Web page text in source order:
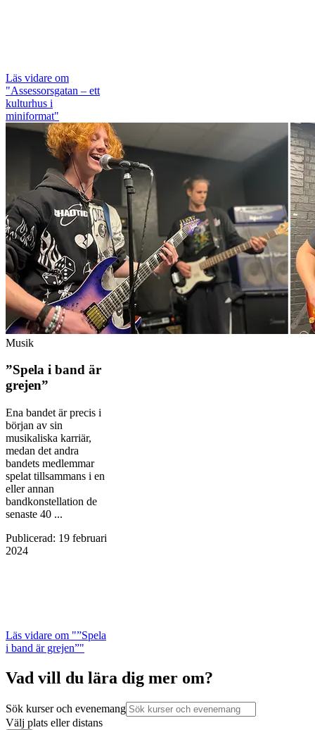
Läs vidare om
"Assessorsgatan – ett
kulturhus i
miniformat"
Musik
”Spela i band är
grejen”
Ena bandet är precis i
början av sin
musikaliska karriär,
medan det andra
bandets medlemmar
spelat tillsammans i en
eller annan
bandkonstellation de
senaste 40 ...
Publicerad: 19 februari
2024
Läs vidare om "”Spela
i band är grejen”"
Vad vill du lära dig mer om?
Sök kurser och evenemang
Välj plats eller distans